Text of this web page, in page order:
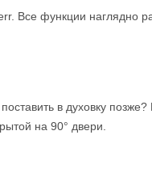
Все функции
в духовку
на 90° двери.